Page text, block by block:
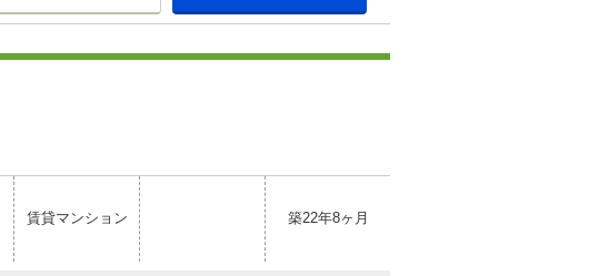
賃貸マンション 築22年8ヶ月